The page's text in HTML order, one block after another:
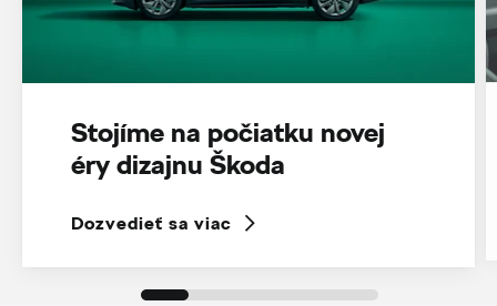
Stojíme na počiatku novej
éry dizajnu Škoda
Dozvedieť sa viac